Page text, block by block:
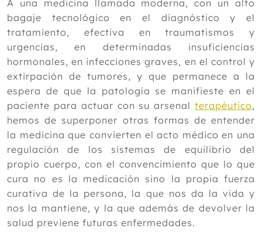
A una medicina llamada moderna, con un alto
bagaje tecnológico en el diagnóstico y el
tratamiento, efectiva en traumatismos y
urgencias, en determinadas insuficiencias
hormonales, en infecciones graves, en el control y
extirpación de tumores, y que permanece a la
espera de que la patología se manifieste en el
paciente para actuar con su arsenal terapéutico,
hemos de superponer otras formas de entender
la medicina que convierten el acto médico en una
regulación de los sistemas de equilibrio del
propio cuerpo, con el convencimiento que lo que
cura no es la medicación sino la propia fuerza
curativa de la persona, la que nos da la vida y
nos la mantiene, y la que además de devolver la
salud previene futuras enfermedades.